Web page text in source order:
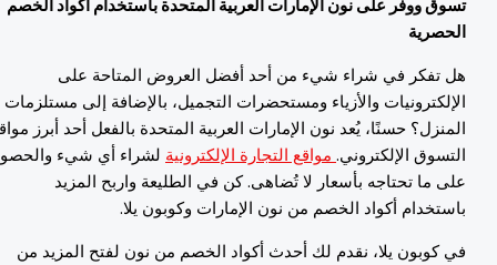
ووفر على نون الإمارات العربية المتحدة باستخدام أكواد الخصم
تفكر في شراء شيء من أحد أفضل العروض المتاحة على
والأزياء ومستحضرات التجميل، بالإضافة إلى مستلزمات
حسنًا، يُعد نون الإمارات العربية المتحدة بالفعل أحد أبرز مواقع
الإلكتروني.مواقع التجارة الإلكترونيةلشراء أي شيء والحصول
ما تحتاجه بأسعار لا تُضاهى. كن في الطليعة واربح المزيد
أكواد الخصم من نون الإمارات وكوبون يلا.
كوبون يلا، نقدم لك أحدث أكواد الخصم من نون لفتح المزيد من